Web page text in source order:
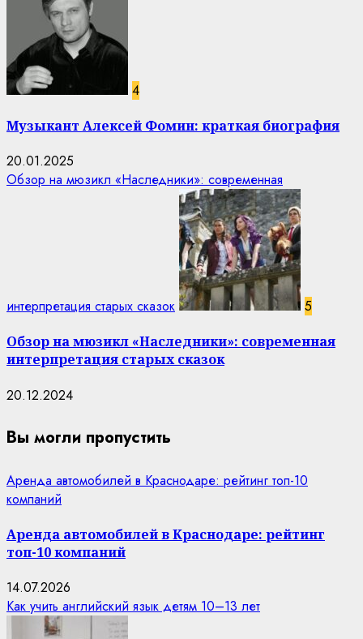
4
Музыкант Алексей Фомин: краткая биография
20.01.2025
Обзор на мюзикл «Наследники»: современная
интерпретация старых сказок 5
Обзор на мюзикл «Наследники»: современная
интерпретация старых сказок
20.12.2024
Вы могли пропустить
Аренда автомобилей в Краснодаре: рейтинг топ-10
компаний
Аренда автомобилей в Краснодаре: рейтинг
топ-10 компаний
14.07.2026
Как учить английский язык детям 10–13 лет